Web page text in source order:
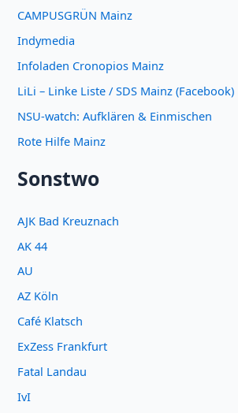
CAMPUSGRÜN Mainz
Indymedia
Infoladen Cronopios Mainz
LiLi – Linke Liste / SDS Mainz (Facebook)
NSU-watch: Aufklären & Einmischen
Rote Hilfe Mainz
Sonstwo
AJK Bad Kreuznach
AK 44
AU
AZ Köln
Café Klatsch
ExZess Frankfurt
Fatal Landau
IvI